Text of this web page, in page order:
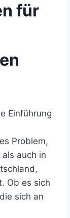
für
Einführung
Problem,
auch in
Ob es sich
sich an